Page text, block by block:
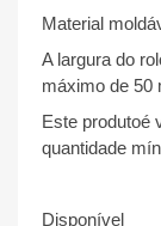
Material
A largura do
máximo de 50
Este produtoé
quantidade
Disponível